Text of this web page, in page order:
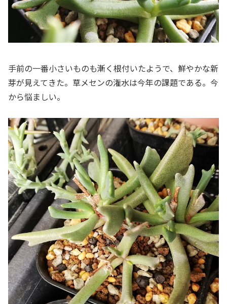
手前の一番小さいものも漸く根付いたようで、鮮やかな新
芽が見えてきた。草メセンの潅水は今年の課題である。今
から悩ましい。